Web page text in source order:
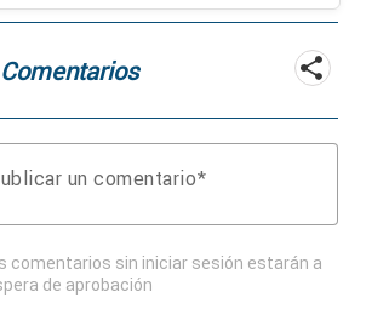
Comentarios
un comentario
comentarios sin iniciar sesión estarán a
de aprobación